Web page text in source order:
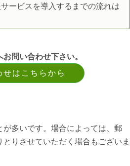
ービスを導入するまでの流れは
問い合わせ下さい。
せはこちらから
が多いです。場合によっては、郵
りさせていただく場合もございま